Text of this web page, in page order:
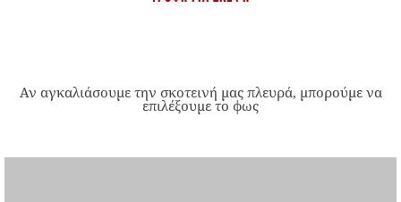
Αν αγκαλιάσουμε την σκοτεινή μας πλευρά, μπορούμε να
επιλέξουμε το φως